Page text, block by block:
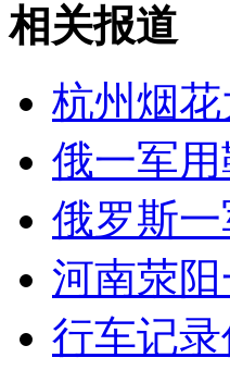
山西运城恶犬咬伤多
无痛分娩是否安全 医
相关报道
杭州烟
俄一军
俄罗斯
河南荥
行车记